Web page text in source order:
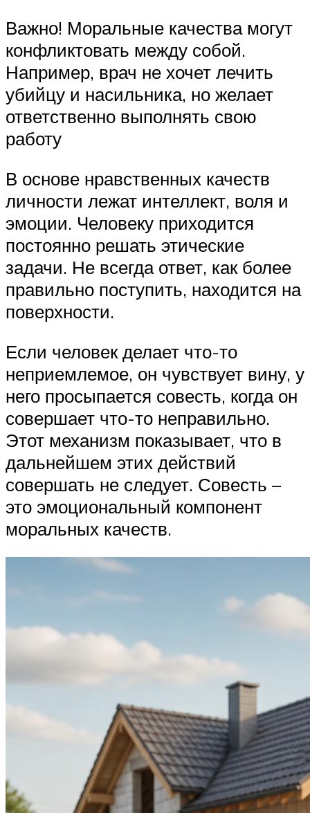
Важно! Моральные качества могут
конфликтовать между собой.
Например, врач не хочет лечить
убийцу и насильника, но желает
ответственно выполнять свою
работу
В основе нравственных качеств
личности лежат интеллект, воля и
эмоции. Человеку приходится
постоянно решать этические
задачи. Не всегда ответ, как более
правильно поступить, находится на
поверхности.
Если человек делает что-то
неприемлемое, он чувствует вину, у
него просыпается совесть, когда он
совершает что-то неправильно.
Этот механизм показывает, что в
дальнейшем этих действий
совершать не следует. Совесть –
это эмоциональный компонент
моральных качеств.